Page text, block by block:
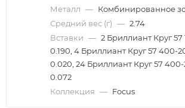
Металл — Комбинированное
Средний вес (г) — 2.74
Вставки — 2 Бриллиант Круг 57
0.190, 4 Бриллиант Круг 57 400-
0.020, 24 Бриллиант Круг 57
0.072
Коллекция — Focus